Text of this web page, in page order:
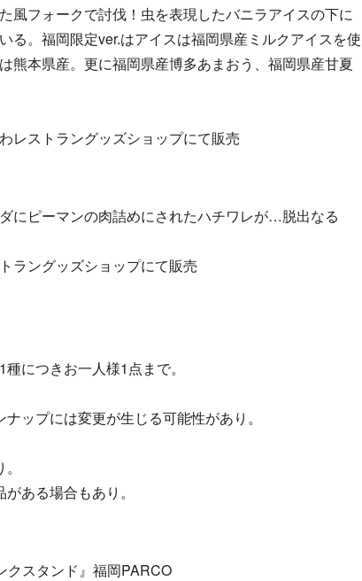
風フォークで討伐！虫を表現したバニラアイスの下に
る。福岡限定ver.はアイスは福岡県産ミルクアイスを使
熊本県産。更に福岡県産博多あまおう、福岡県産甘夏
レストラングッズショップにて販売
にピーマンの肉詰めにされたハチワレが…脱出なる
ラングッズショップにて販売
につきお一人様1点まで。
ップには変更が生じる可能性があり。
ある場合もあり。
クスタンド』福岡PARCO